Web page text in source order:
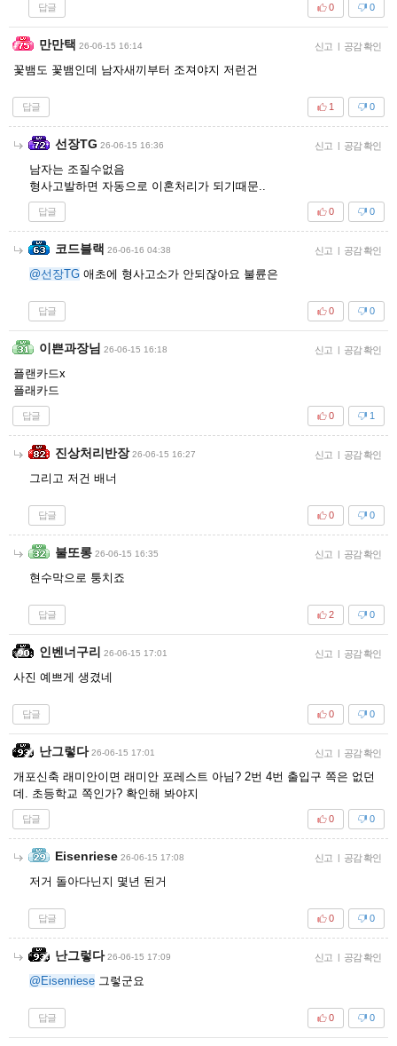
답글 0
0
만만택 26-06-15 16:14 신고 | 공감 확인
꽃뱀도 꽃뱀인데 남자새끼부터 조져야지 저런건
답글 0
1
선장TG 26-06-15 16:36 신고 | 공감 확인
남자는 조질수없음
형사고발하면 자동으로 이혼처리가 되기때문..
답글 0
0
코드블랙 26-06-16 04:38 신고 | 공감 확인
@선장TG 애초에 형사고소가 안되잖아요 불륜은
답글 0
0
이쁜과장님 26-06-15 16:18 신고 | 공감 확인
플랜카드x
플래카드
답글 1
0
진상처리반장 26-06-15 16:27 신고 | 공감 확인
그리고 저건 배너
답글 0
0
불또롱 26-06-15 16:35 신고 | 공감 확인
현수막으로 퉁치죠
답글 0
2
인벤너구리 26-06-15 17:01 신고 | 공감 확인
사진 예쁘게 생겼네
답글 0
0
난그렇다 26-06-15 17:01 신고 | 공감 확인
개포신축 래미안이면 래미안 포레스트 아님? 2번 4번 출입구 쪽은 없던
데. 초등학교 쪽인가? 확인해 봐야지
답글 0
0
Eisenriese 26-06-15 17:08 신고 | 공감 확인
저거 돌아다닌지 몇년 된거
답글 0
0
난그렇다 26-06-15 17:09 신고 | 공감 확인
@Eisenriese 그렇군요
답글 0
0